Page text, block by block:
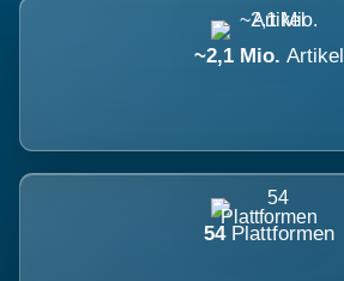
~2,1 Mio. Artikel
54 Plattformen